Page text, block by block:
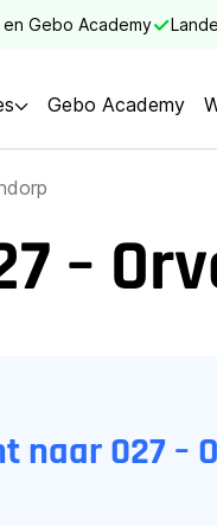
Gebo Academy
Gebo Academy
–
naar 027 –